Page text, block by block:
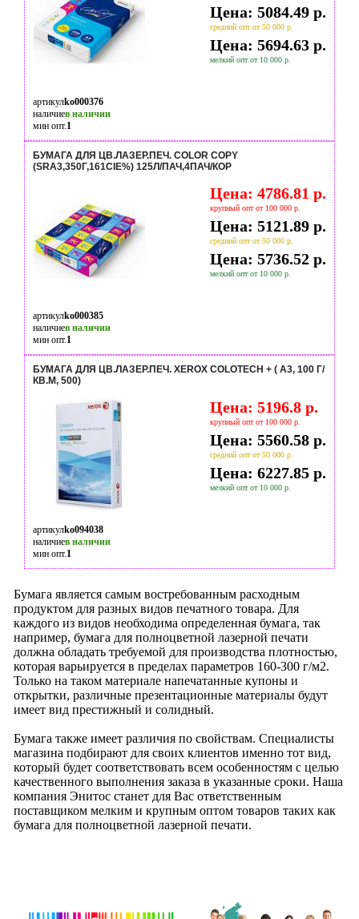
Цена: 5084.49 р.
средний опт от 50 000 р.
Цена: 5694.63 р.
мелкий опт от 10 000 р.
артикулko000376
наличиев наличии
мин опт.1
БУМАГА ДЛЯ ЦВ.ЛАЗЕР.ПЕЧ. COLOR COPY
(SRA3,350Г,161CIE%) 125Л/ПАЧ,4ПАЧ/КОР
Цена: 4786.81 р.
крупный опт от 100 000 р.
Цена: 5121.89 р.
средний опт от 50 000 р.
Цена: 5736.52 р.
мелкий опт от 10 000 р.
артикулko000385
наличиев наличии
мин опт.1
БУМАГА ДЛЯ ЦВ.ЛАЗЕР.ПЕЧ. XEROX COLOTECH + ( A3, 100 Г/
КВ.М, 500)
Цена: 5196.8 р.
крупный опт от 100 000 р.
Цена: 5560.58 р.
средний опт от 50 000 р.
Цена: 6227.85 р.
мелкий опт от 10 000 р.
артикулko094038
наличиев наличии
мин опт.1
Бумага является самым востребованным расходным
продуктом для разных видов печатного товара. Для
каждого из видов необходима определенная бумага, так
например, бумага для полноцветной лазерной печати
должна обладать требуемой для производства плотностью,
которая варьируется в пределах параметров 160-300 г/м2.
Только на таком материале напечатанные купоны и
открытки, различные презентационные материалы будут
имеет вид престижный и солидный.
Бумага также имеет различия по свойствам. Специалисты
магазина подбирают для своих клиентов именно тот вид,
который будет соответствовать всем особенностям с целью
качественного выполнения заказа в указанные сроки. Наша
компания Энитос станет для Вас ответственным
поставщиком мелким и крупным оптом товаров таких как
бумага для полноцветной лазерной печати.